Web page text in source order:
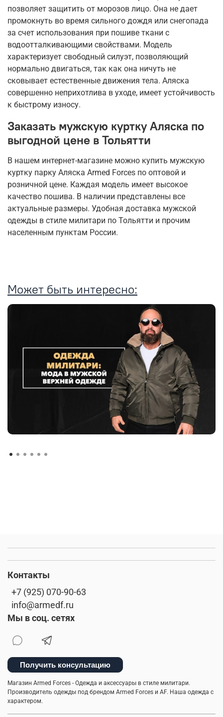
позволяет защитить от морозов лицо. Она не дает
промокнуть во время сильного дождя или снегопада
за счет использования при пошиве ткани с
водоотталкивающими свойствами. Модель
характеризует свободный силуэт, позволяющий
нормально двигаться, так как она ничуть не
сковывает естественные движения тела. Аляска
совершенно неприхотлива в уходе, имеет устойчивость
к быстрому износу.
Заказать мужскую куртку Аляска по
выгодной цене в Тольятти
В нашем интернет-магазине можно купить мужскую
куртку парку Аляска Armed Forces по оптовой и
розничной цене. Каждая модель имеет высокое
качество пошива. В наличии представлены все
актуальные размеры. Удобная доставка мужской
одежды в стиле милитари по Тольятти и прочим
населенным пунктам России.
Может быть интересно:
Контакты
+7 (925) 070-90-63
info@armedf.ru
Мы в соц. сетях
Получить консультацию
Магазин Armed Forces - Одежда и аксессуары в стиле милитари.
Производитель одежды под брендом Armed Forces и AF. Наша одежда с
характером.